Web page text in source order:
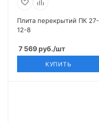
Плита перекрытий ПК 27-
12-8
7 569руб./шт
КУПИТЬ